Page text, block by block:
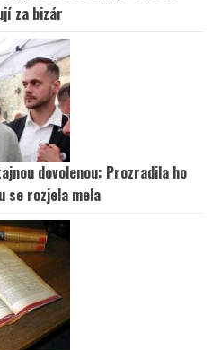
za bizár
dovolenou: Prozradila ho
se rozjela mela